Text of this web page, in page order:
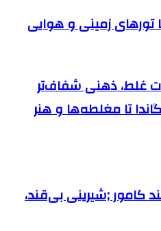
تورهای زمینی و هوایی
غلط، ذهنی شفاف‌تر
تا مغلطه‌ها و هنر
کامور ;شیرینی بی‌قند،